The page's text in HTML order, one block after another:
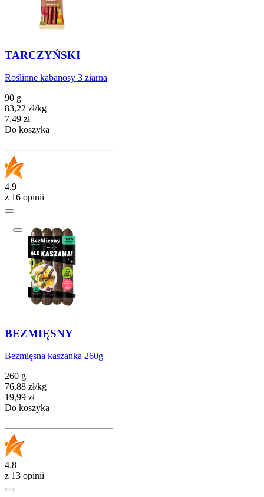
TARCZYŃSKI
Roślinne kabanosy 3 ziarna
90 g
83,22 zł/kg
Cena
7,49 zł
Do koszyka
4.9
z 16 opinii
BEZMIĘSNY
Bezmięsna kaszanka 260g
260 g
76,88 zł/kg
Cena
19,99 zł
Do koszyka
4.8
z 13 opinii